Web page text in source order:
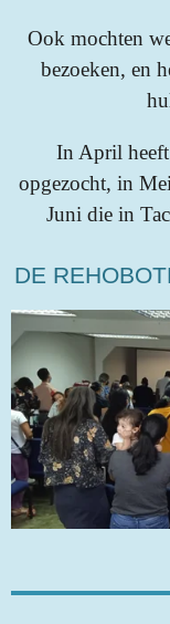
Ook mochten
bezoeken, en
In April heeft
opgezocht, in
Juni die in
DE